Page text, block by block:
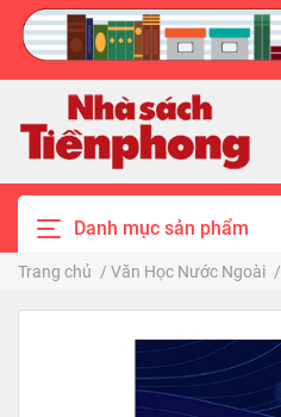
Danh mục sản phẩm
Trang chủ / Văn Học Nước Ngoài /